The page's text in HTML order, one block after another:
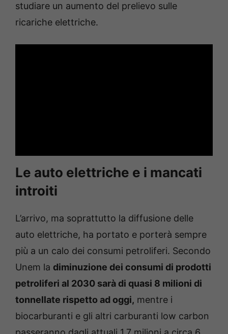
studiare un aumento del prelievo sulle
ricariche elettriche.
Le auto elettriche e i mancati
introiti
L’arrivo, ma soprattutto la diffusione delle
auto elettriche, ha portato e porterà sempre
più a un calo dei consumi petroliferi. Secondo
Unem la diminuzione dei consumi di prodotti
petroliferi al 2030 sarà di quasi 8 milioni di
tonnellate rispetto ad oggi, mentre i
biocarburanti e gli altri carburanti low carbon